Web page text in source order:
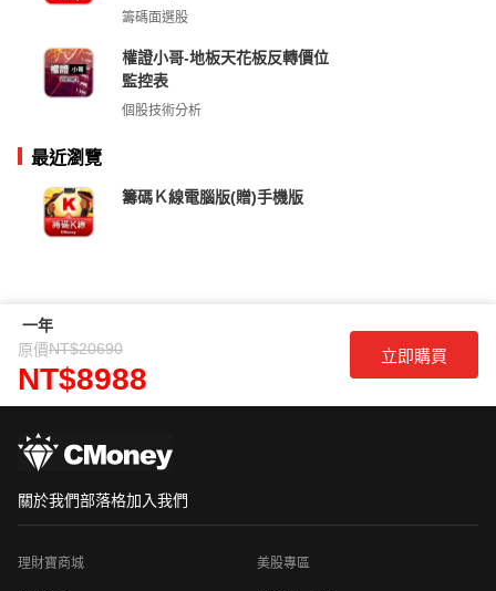
籌碼面選股
權證小哥-地板天花板反轉價位
監控表
個股技術分析
最近瀏覽
籌碼Ｋ線電腦版(贈)手機版
一年
原價NT$20690
NT$8988
立即購買
關於我們部落格加入我們
理財寶商城 美股專區